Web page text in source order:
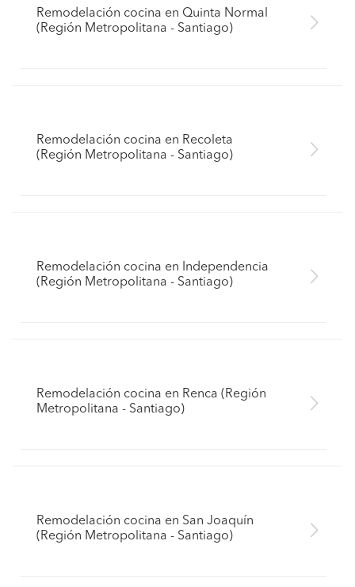
Remodelación cocina en Quinta Normal
(Región Metropolitana - Santiago)
Remodelación cocina en Recoleta
(Región Metropolitana - Santiago)
Remodelación cocina en Independencia
(Región Metropolitana - Santiago)
Remodelación cocina en Renca (Región
Metropolitana - Santiago)
Remodelación cocina en San Joaquín
(Región Metropolitana - Santiago)